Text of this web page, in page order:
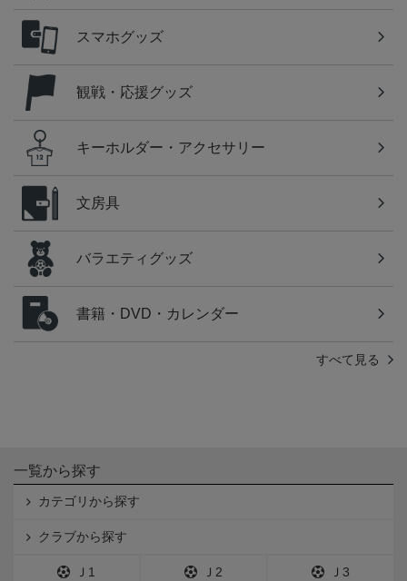
スマホグッズ
観戦・応援グッズ
キーホルダー・アクセサリー
文房具
バラエティグッズ
書籍・DVD・カレンダー
すべて見る
一覧から探す
カテゴリから探す
クラブから探す
Ｊ1 Ｊ2 Ｊ3